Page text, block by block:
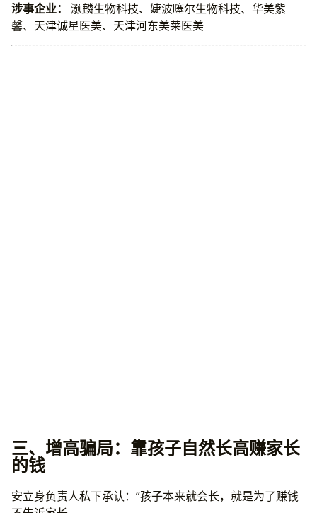
涉事企业：
灏麟生物科技、婕波噻尔生物科技、华美紫
馨、天津诚星医美、天津河东美莱医美
三、增高骗局：靠孩子自然长高赚家长
的钱
安立身负责人私下承认：“孩子本来就会长，就是为了赚钱